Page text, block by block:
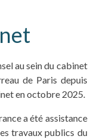
au sein du cabinet
de Paris depuis
en octobre 2025.
a été assistance
travaux publics du